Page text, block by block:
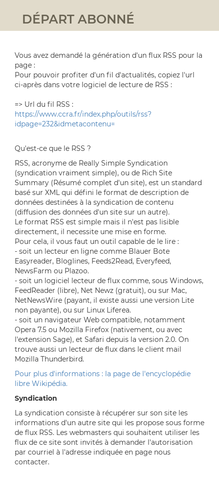
DÉPART ABONNÉ
Vous avez demandé la génération d'un flux RSS pour la
page :
Pour pouvoir profiter d'un fil d'actualités, copiez l'url
ci-après dans votre logiciel de lecture de RSS :
=> Url du fil RSS :
https://www.ccra.fr/index.php/outils/rss?
idpage=232&idmetacontenu=
Qu'est-ce que le RSS ?
RSS, acronyme de Really Simple Syndication
(syndication vraiment simple), ou de Rich Site
Summary (Résumé complet d'un site), est un standard
basé sur XML qui défini le format de description de
données destinées à la syndication de contenu
(diffusion des données d'un site sur un autre).
Le format RSS est simple mais il n'est pas lisible
directement, il necessite une mise en forme.
Pour cela, il vous faut un outil capable de le lire :
- soit un lecteur en ligne comme Blauer Bote
Easyreader, Bloglines, Feeds2Read, Everyfeed,
NewsFarm ou Plazoo.
- soit un logiciel lecteur de flux comme, sous Windows,
FeedReader (libre), Net Newz (gratuit), ou sur Mac,
NetNewsWire (payant, il existe aussi une version Lite
non payante), ou sur Linux Liferea.
- soit un navigateur Web compatible, notamment
Opera 7.5 ou Mozilla Firefox (nativement, ou avec
l'extension Sage), et Safari depuis la version 2.0. On
trouve aussi un lecteur de flux dans le client mail
Mozilla Thunderbird.
Pour plus d'informations : la page de l'encyclopédie
libre Wikipédia.
Syndication
La syndication consiste à récupérer sur son site les
informations d'un autre site qui les propose sous forme
de flux RSS. Les webmasters qui souhaitent utiliser les
flux de ce site sont invités à demander l'autorisation
par courriel à l'adresse indiquée en page nous
contacter.